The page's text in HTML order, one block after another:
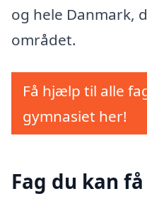
og hele Danmark,
området.
Få hjælp til alle
gymnasiet her!
Fag du kan